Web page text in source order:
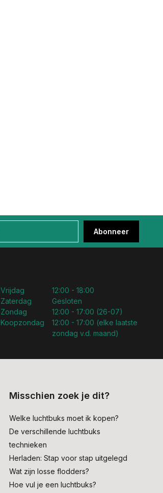
Abonneer
Vrijdag
Zaterdag
Zondag
Koopzondag
12:00 - 18:00
Gesloten
12:00 - 17:00 (26-07)
12:00 - 17:00 (elke laatste
zondag v.d. maand)
Misschien zoek je dit?
Welke luchtbuks moet ik kopen?
De verschillende luchtbuks
technieken
Herladen: Stap voor stap uitgelegd
Wat zijn losse flodders?
Hoe vul je een luchtbuks?